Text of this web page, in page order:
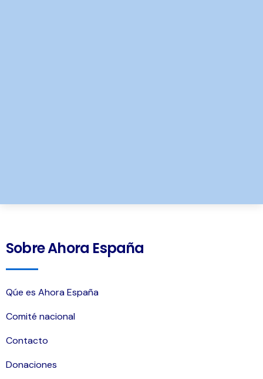
Sobre Ahora España
Qúe es Ahora España
Comité nacional
Contacto
Donaciones